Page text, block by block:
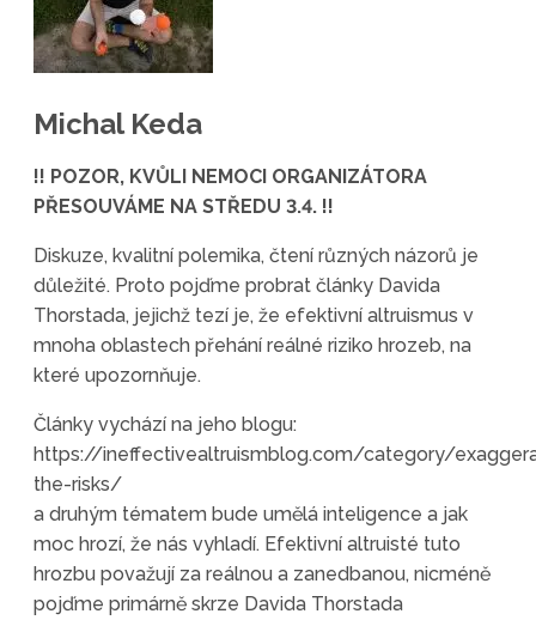
Michal Keda
!! POZOR, KVŮLI NEMOCI ORGANIZÁTORA
PŘESOUVÁME NA STŘEDU 3.4. !!
Diskuze, kvalitní polemika, čtení různých názorů je
důležité. Proto pojďme probrat články Davida
Thorstada, jejichž tezí je, že efektivní altruismus v
mnoha oblastech přehání reálné riziko hrozeb, na
které upozornňuje.
Články vychází na jeho blogu:
https://ineffectivealtruismblog.com/category/
the-risks/
a druhým tématem bude umělá inteligence a jak
moc hrozí, že nás vyhladí. Efektivní altruisté tuto
hrozbu považují za reálnou a zanedbanou, nicméně
pojďme primárně skrze Davida Thorstada